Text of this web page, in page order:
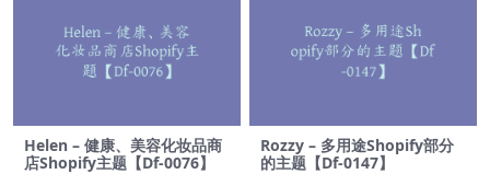
Helen – 健康、美容化妆品商
店Shopify主题【Df-0076】
Rozzy – 多用途Shopify部分
的主题【Df-0147】